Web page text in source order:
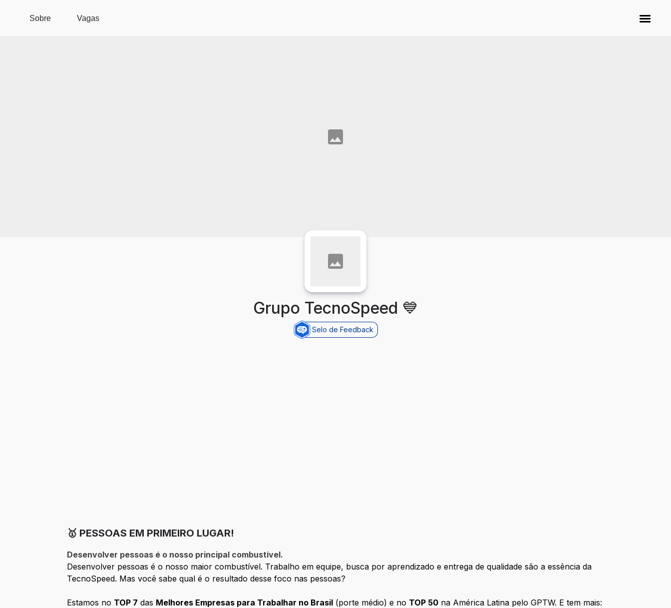
Sobre Vagas
Grupo TecnoSpeed 💙
Selo de Feedback
🥇 PESSOAS EM PRIMEIRO LUGAR!
Desenvolver pessoas é o nosso principal combustível.
Desenvolver pessoas é o nosso maior combustível. Trabalho em equipe, busca por aprendizado e entrega de qualidade são a essência da
TecnoSpeed. Mas você sabe qual é o resultado desse foco nas pessoas?
Estamos no TOP 7 das Melhores Empresas para Trabalhar no Brasil (porte médio) e no TOP 50 na América Latina pelo GPTW. E tem mais: